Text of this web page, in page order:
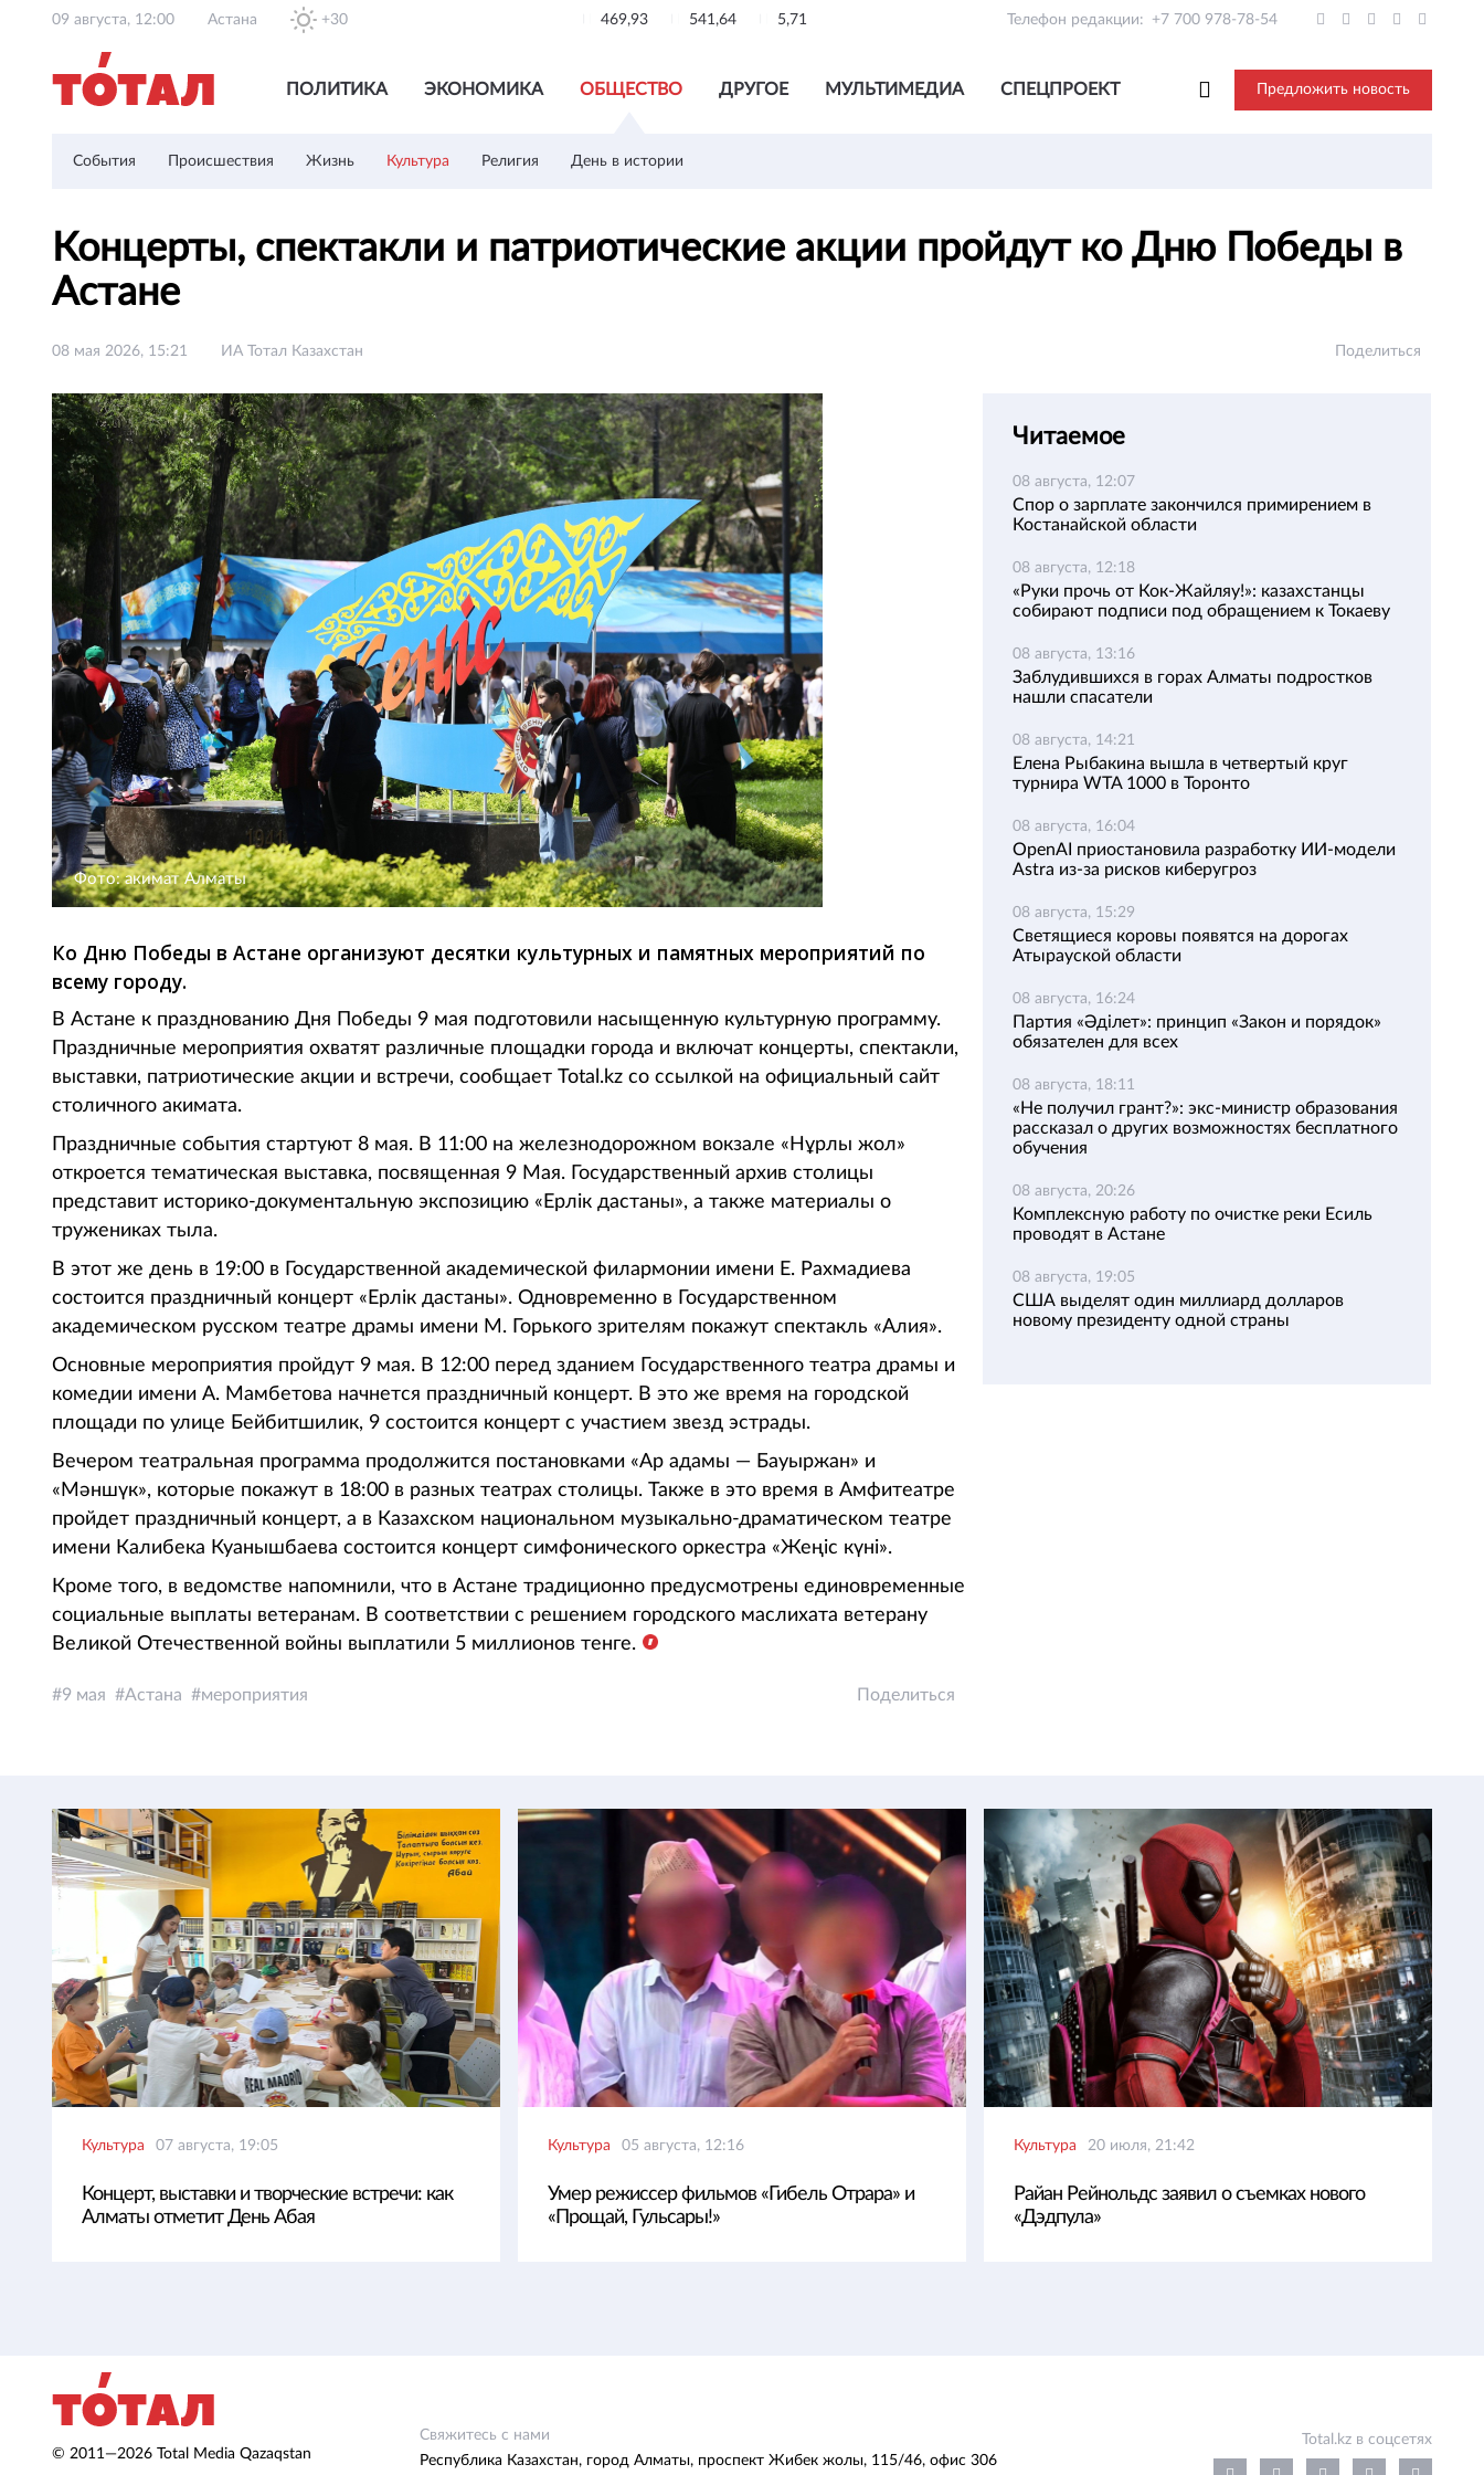
09 августа, 12:00 Астана +30 469,93 541,64 5,71 Телефон редакции: +7 700 978-78-54
ПОЛИТИКА ЭКОНОМИКА ОБЩЕСТВО ДРУГОЕ МУЛЬТИМЕДИА СПЕЦПРОЕКТ Предложить новость
События Происшествия Жизнь Культура Религия День в истории
Концерты, спектакли и патриотические акции пройдут ко Дню Победы в
Астане
08 мая 2026, 15:21 ИА Тотал Казахстан Поделиться
Фото: акимат Алматы
Ко Дню Победы в Астане организуют десятки культурных и памятных мероприятий по
всему городу.
В Астане к празднованию Дня Победы 9 мая подготовили насыщенную культурную программу.
Праздничные мероприятия охватят различные площадки города и включат концерты, спектакли,
выставки, патриотические акции и встречи, сообщает Total.kz со ссылкой на официальный сайт
столичного акимата.
Праздничные события стартуют 8 мая. В 11:00 на железнодорожном вокзале «Нұрлы жол»
откроется тематическая выставка, посвященная 9 Мая. Государственный архив столицы
представит историко-документальную экспозицию «Ерлік дастаны», а также материалы о
тружениках тыла.
В этот же день в 19:00 в Государственной академической филармонии имени Е. Рахмадиева
состоится праздничный концерт «Ерлік дастаны». Одновременно в Государственном
академическом русском театре драмы имени М. Горького зрителям покажут спектакль «Алия».
Основные мероприятия пройдут 9 мая. В 12:00 перед зданием Государственного театра драмы и
комедии имени А. Мамбетова начнется праздничный концерт. В это же время на городской
площади по улице Бейбитшилик, 9 состоится концерт с участием звезд эстрады.
Вечером театральная программа продолжится постановками «Ар адамы — Бауыржан» и
«Мәншүк», которые покажут в 18:00 в разных театрах столицы. Также в это время в Амфитеатре
пройдет праздничный концерт, а в Казахском национальном музыкально-драматическом театре
имени Калибека Куанышбаева состоится концерт симфонического оркестра «Жеңіс күні».
Кроме того, в ведомстве напомнили, что в Астане традиционно предусмотрены единовременные
социальные выплаты ветеранам. В соответствии с решением городского маслихата ветерану
Великой Отечественной войны выплатили 5 миллионов тенге.
9 мая Астана мероприятия Поделиться
Читаемое
08 августа, 12:07
Спор о зарплате закончился примирением в
Костанайской области
08 августа, 12:18
«Руки прочь от Кок-Жайляу!»: казахстанцы
собирают подписи под обращением к Токаеву
08 августа, 13:16
Заблудившихся в горах Алматы подростков
нашли спасатели
08 августа, 14:21
Елена Рыбакина вышла в четвертый круг
турнира WTA 1000 в Торонто
08 августа, 16:04
OpenAI приостановила разработку ИИ-модели
Astra из-за рисков киберугроз
08 августа, 15:29
Светящиеся коровы появятся на дорогах
Атырауской области
08 августа, 16:24
Партия «Әділет»: принцип «Закон и порядок»
обязателен для всех
08 августа, 18:11
«Не получил грант?»: экс-министр образования
рассказал о других возможностях бесплатного
обучения
08 августа, 20:26
Комплексную работу по очистке реки Есиль
проводят в Астане
08 августа, 19:05
США выделят один миллиард долларов
новому президенту одной страны
Культура 07 августа, 19:05
Концерт, выставки и творческие встречи: как
Алматы отметит День Абая
Культура 05 августа, 12:16
Умер режиссер фильмов «Гибель Отрара» и
«Прощай, Гульсары!»
Культура 20 июля, 21:42
Райан Рейнольдс заявил о съемках нового
«Дэдпула»
© 2011—2026 Total Media Qazaqstan
Свяжитесь с нами
Республика Казахстан, город Алматы, проспект Жибек жолы, 115/46, офис 306
Total.kz в соцсетях